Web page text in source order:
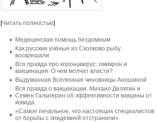
[Читать полностью]
Медицинская помощь бездомным
Как русские учёные из Сколково рыбу
воскрешали
Вся правда про коронавирус: омикрон и
вакцинация. О чем молчат власти?
Выдуманная Вселенная чиновницы Аношиной
Вся правда о вакцинации. Михаил Делягин и
Семен Гальперин об эффективности вакцины от
ковида.
«Самое печальное, что настоящих специалистов
от борьбы с эпидемией отстранили»